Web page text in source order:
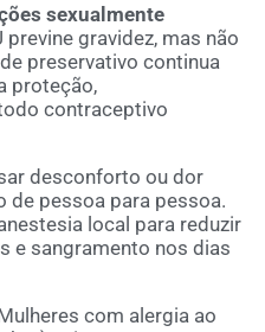
sexualmente
previne gravidez, mas não
preservativo continua
proteção,
contraceptivo
desconforto ou dor
de pessoa para pessoa.
local para reduzir
e sangramento nos dias
com alergia ao